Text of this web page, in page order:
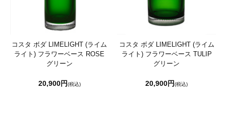
コスタ ボダ LIMELIGHT (ライム
ライト) フラワーベース ROSE
グリーン
20,900円(税込)
コスタ ボダ LIMELIGHT (ライム
ライト) フラワーベース TULIP
グリーン
20,900円(税込)